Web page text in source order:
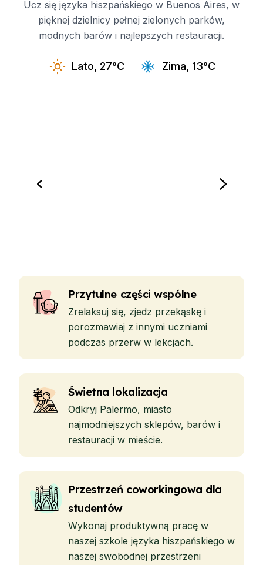
Ucz się języka hiszpańskiego w Buenos Aires, w
pięknej dzielnicy pełnej zielonych parków,
modnych barów i najlepszych restauracji.
Lato, 27°C Zima, 13°C
Przytulne części wspólne
Zrelaksuj się, zjedz przekąskę i
porozmawiaj z innymi uczniami
podczas przerw w lekcjach.
Świetna lokalizacja
Odkryj Palermo, miasto
najmodniejszych sklepów, barów i
restauracji w mieście.
Przestrzeń coworkingowa dla
studentów
Wykonaj produktywną pracę w
naszej szkole języka hiszpańskiego w
naszej swobodnej przestrzeni